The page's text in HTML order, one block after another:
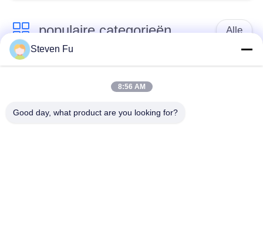
populaire categorieën Alle
stalen structuur
De Workshop van de
staalstructuur
de bouw van de
De vervaardiging van
Steven Fu
8:56 AM
Good day, what product are you looking for?